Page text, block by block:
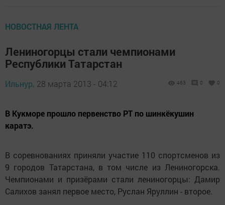
НОВОСТНАЯ ЛЕНТА
Лениногорцы стали чемпионами
Республики Татарстан
Ильнур, 28 марта 2013 - 04:12 463 0 0
В Кукморе прошло первенство РТ по шинкёкушин
каратэ.
В соревнованиях приняли участие 110 спортсменов из
9 городов Татарстана, в том числе из Лениногорска.
Чемпионами и призёрами стали лениногорцы: Дамир
Салихов занял первое место, Руслан Яруллин - второе.